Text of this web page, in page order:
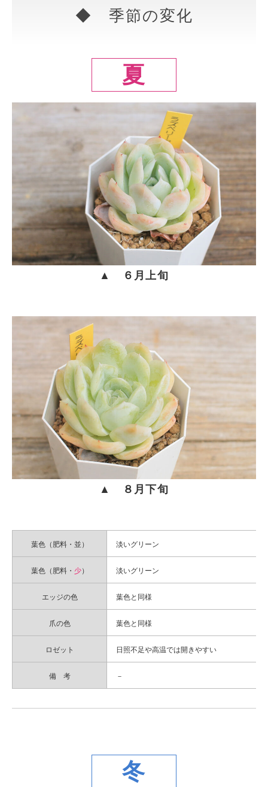
◆ 季節の変化
夏
▲ ６月上旬
▲ ８月下旬
葉色（肥料・並） 淡いグリーン
葉色（肥料・ 少） 淡いグリーン
エッジの色 葉色と同様
爪の色 葉色と同様
ロゼット 日照不足や高温では開きやすい
備 考 －
冬